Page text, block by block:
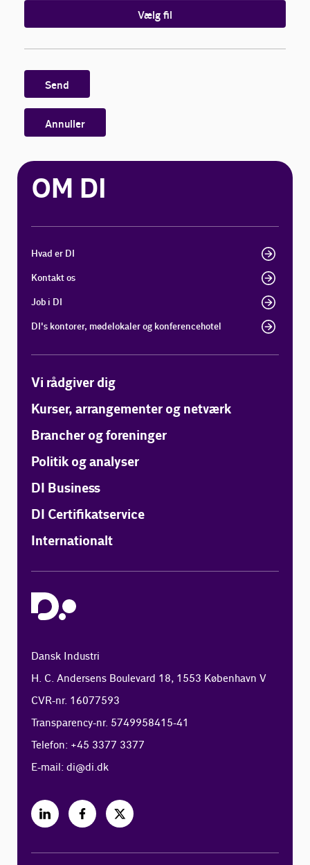
Vælg fil
Send
Annuller
OM DI
Hvad er DI
Kontakt os
Job i DI
DI's kontorer, mødelokaler og konferencehotel
Vi rådgiver dig
Kurser, arrangementer og netværk
Brancher og foreninger
Politik og analyser
DI Business
DI Certifikatservice
Internationalt
Dansk Industri
H. C. Andersens Boulevard 18, 1553 København V
CVR-nr. 16077593
Transparency-nr. 5749958415-41
Telefon: +45 3377 3377
E-mail:di@di.dk